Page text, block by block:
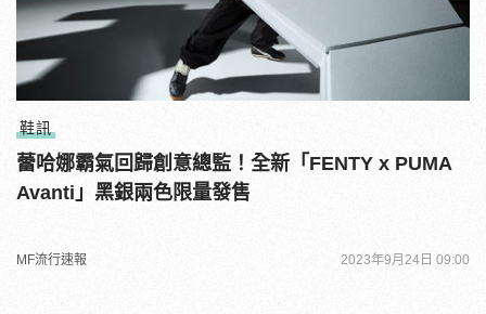
鞋訊
蕾哈娜霸氣回歸創意總監！全新「FENTY x PUMA
Avanti」黑銀兩色限量發售
MF流行速報 2023年9月24日 09:00